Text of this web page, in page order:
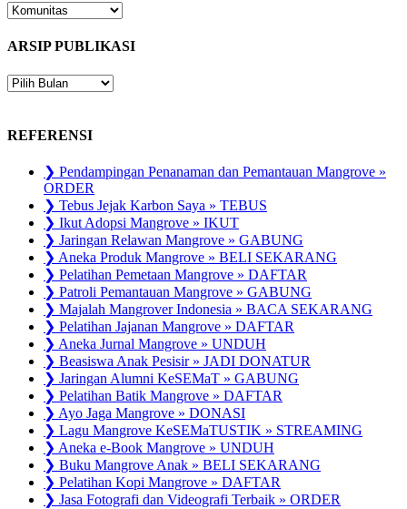
JELAJAH
ARSIP PUBLIKASI
ARSIP
REFERENSI
❯ Pendampingan Penanaman dan Pemantauan Mangrove »
ORDER
❯ Tebus Jejak Karbon Saya » TEBUS
❯ Ikut Adopsi Mangrove » IKUT
❯ Jaringan Relawan Mangrove » GABUNG
❯ Aneka Produk Mangrove » BELI SEKARANG
❯ Pelatihan Pemetaan Mangrove » DAFTAR
❯ Patroli Pemantauan Mangrove » GABUNG
❯ Majalah Mangrover Indonesia » BACA SEKARANG
❯ Pelatihan Jajanan Mangrove » DAFTAR
❯ Aneka Jurnal Mangrove » UNDUH
❯ Beasiswa Anak Pesisir » JADI DONATUR
❯ Jaringan Alumni KeSEMaT » GABUNG
❯ Pelatihan Batik Mangrove » DAFTAR
❯ Ayo Jaga Mangrove » DONASI
❯ Lagu Mangrove KeSEMaTUSTIK » STREAMING
❯ Aneka e-Book Mangrove » UNDUH
❯ Buku Mangrove Anak » BELI SEKARANG
❯ Pelatihan Kopi Mangrove » DAFTAR
❯ Jasa Fotografi dan Videografi Terbaik » ORDER